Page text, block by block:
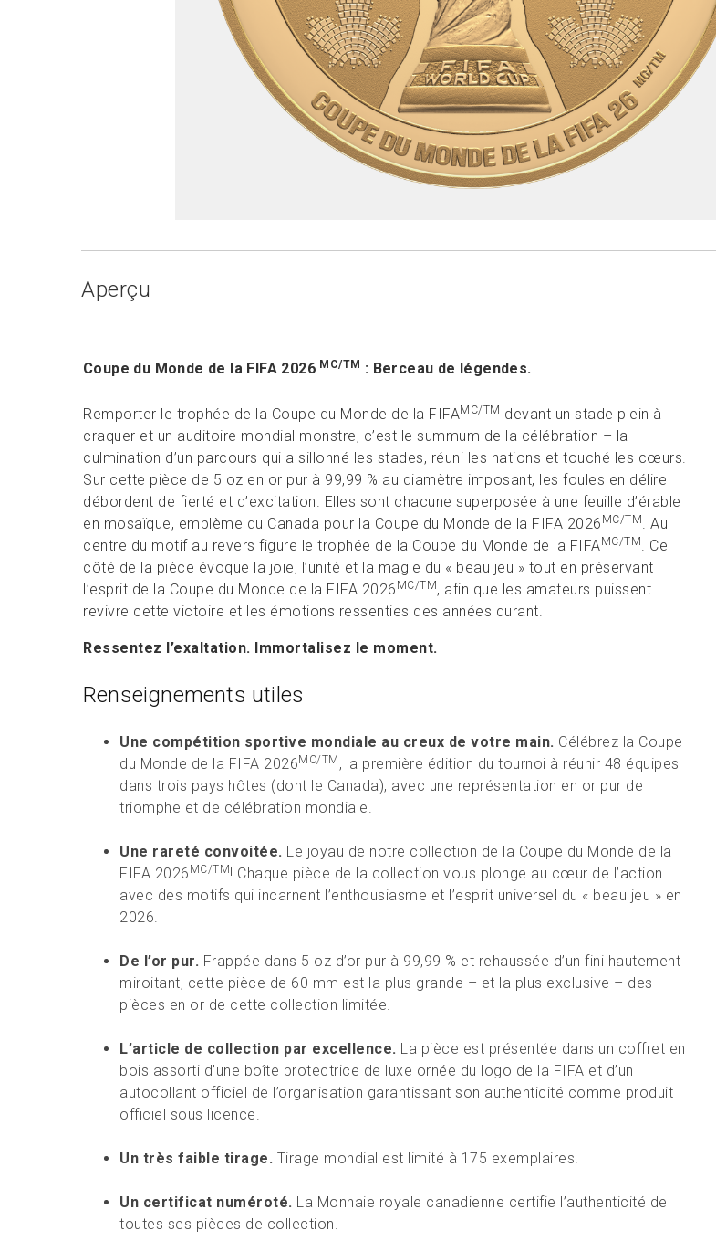
Aperçu
Coupe du Monde de la FIFA 2026 MC/TM : Berceau de légendes.
Remporter le trophée de la Coupe du Monde de la FIFAMC/TM devant un stade plein à
craquer et un auditoire mondial monstre, c’est le summum de la célébration – la
culmination d’un parcours qui a sillonné les stades, réuni les nations et touché les cœurs.
Sur cette pièce de 5 oz en or pur à 99,99 % au diamètre imposant, les foules en délire
débordent de fierté et d’excitation. Elles sont chacune superposée à une feuille d’érable
en mosaïque, emblème du Canada pour la Coupe du Monde de la FIFA 2026 MC/TM. Au
centre du motif au revers figure le trophée de la Coupe du Monde de la FIFAMC/TM. Ce
côté de la pièce évoque la joie, l’unité et la magie du « beau jeu » tout en préservant
l’esprit de la Coupe du Monde de la FIFA 2026 MC/TM, afin que les amateurs puissent
revivre cette victoire et les émotions ressenties des années durant.
Ressentez l’exaltation. Immortalisez le moment.
Renseignements utiles
Une compétition sportive mondiale au creux de votre main. Célébrez la Coupe
du Monde de la FIFA 2026MC/TM , la première édition du tournoi à réunir 48 équipes
dans trois pays hôtes (dont le Canada), avec une représentation en or pur de
triomphe et de célébration mondiale.
Une rareté convoitée. Le joyau de notre collection de la Coupe du Monde de la
FIFA 2026 MC/TM! Chaque pièce de la collection vous plonge au cœur de l’action
avec des motifs qui incarnent l’enthousiasme et l’esprit universel du « beau jeu » en
2026.
De l’or pur. Frappée dans 5 oz d’or pur à 99,99 % et rehaussée d’un fini hautement
miroitant, cette pièce de 60 mm est la plus grande – et la plus exclusive – des
pièces en or de cette collection limitée.
L’article de collection par excellence. La pièce est présentée dans un coffret en
bois assorti d’une boîte protectrice de luxe ornée du logo de la FIFA et d’un
autocollant officiel de l’organisation garantissant son authenticité comme produit
officiel sous licence.
Un très faible tirage. Tirage mondial est limité à 175 exemplaires.
Un certificat numéroté. La Monnaie royale canadienne certifie l’authenticité de
toutes ses pièces de collection.